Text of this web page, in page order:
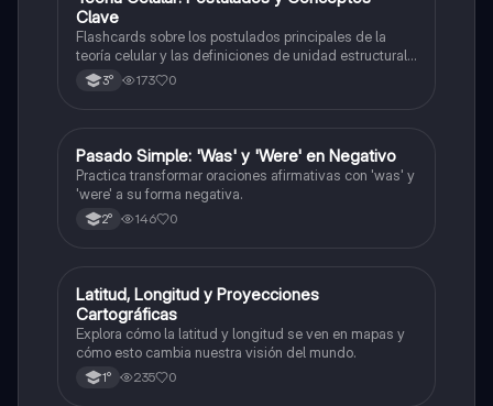
Clave
Flashcards sobre los postulados principales de la
teoría celular y las definiciones de unidad estructural
y funcional.
3° 173 0
PInglés
Pasado Simple: 'Was' y 'Were' en Negativo
Practica transformar oraciones afirmativas con 'was' y
'were' a su forma negativa.
2° 146 0
LGeografía
Latitud, Longitud y Proyecciones
Cartográficas
Explora cómo la latitud y longitud se ven en mapas y
cómo esto cambia nuestra visión del mundo.
1° 235 0